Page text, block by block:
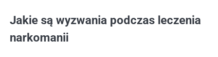
Jakie są wyzwania podczas leczenia
narkomanii